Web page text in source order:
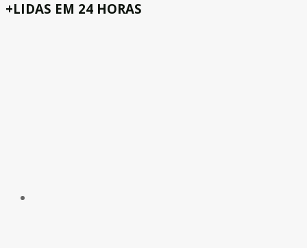
+LIDAS EM 24 HORAS